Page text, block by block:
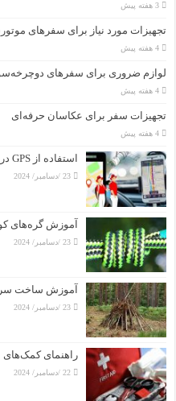
3 هفته پیش
تجهیزات مورد نیاز برای سفرهای
4 هفته پیش
لوازم ضروری برای سفرهای
4 هفته پیش
تجهیزات سفر برای عکاسان حرفه‌ای
4 هفته پیش
استفاده از GPS در سفرهای طبیعت‌گردی
23 /دسامبر/ 2024
آموزش گره‌های
23 /دسامبر/ 2024
آموزش ساخت
23 /دسامبر/ 2024
راهنمای کمک‌های
22 /دسامبر/ 2024